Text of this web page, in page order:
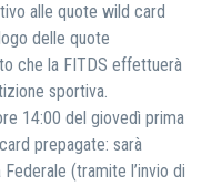
alle quote wild card
delle quote
che la FITDS effettuerà
sportiva.
14:00 del giovedì prima
prepagate: sarà
(tramite l’invio di